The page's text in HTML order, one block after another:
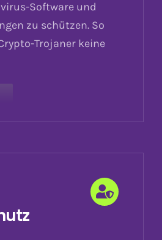
Software und
zu schützen. So
Trojaner keine